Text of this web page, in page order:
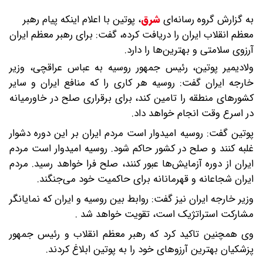
به گزارش گروه رسانه‌ایشرق، پوتین با اعلام اینکه پیام رهبر
معظم انقلاب ایران را دریافت کرده، گفت: برای رهبر معظم ایران
آرزوی سلامتی و بهترین‌ها را دارد.
ولادیمیر پوتین، رئیس جمهور روسیه به عباس عراقچی، وزیر
خارجه ایران گفت: روسیه هر کاری را که منافع ایران و سایر
کشورهای منطقه را تامین کند، برای برقراری صلح در خاورمیانه
در اسرع وقت انجام خواهد داد.
پوتین گفت: روسیه امیدوار است مردم ایران بر این دوره دشوار
غلبه کنند و صلح در کشور حاکم شود. روسیه امیدوار است مردم
ایران از دوره آزمایش‌ها عبور کنند، صلح فرا خواهد رسید. مردم
ایران شجاعانه و قهرمانانه برای حاکمیت خود می‌جنگند.
وزیر خارجه ایران نیز گفت: روابط بین روسیه و ایران که نمایانگر
مشارکت استراتژیک است، تقویت خواهد شد .
وی همچنین تاکید کرد که رهبر معظم انقلاب و رئیس جمهور
پزشکیان بهترین آرزوهای خود را به پوتین ابلاغ کردند.